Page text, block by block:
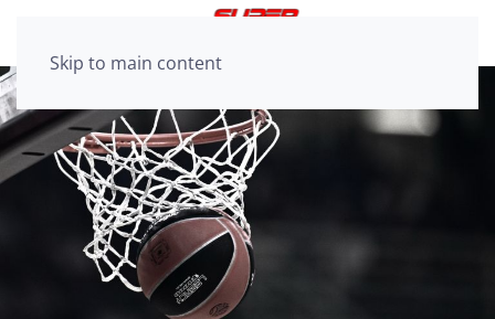
Skip to main content